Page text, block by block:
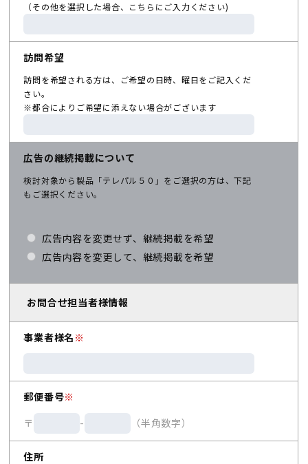
（その他を選択した場合、こちらにご入力ください)
訪問希望
訪問を希望される方は、ご希望の日時、曜日をご記入くだ
さい。
※都合によりご希望に添えない場合がございます
広告の継続掲載について
検討対象から製品「テレパル５０」をご選択の方は、下記
もご選択ください。
広告内容を変更せず、継続掲載を希望
広告内容を変更して、継続掲載を希望
お問合せ担当者様情報
事業者様名 ※
郵便番号※
〒
- （半角数字）
住所